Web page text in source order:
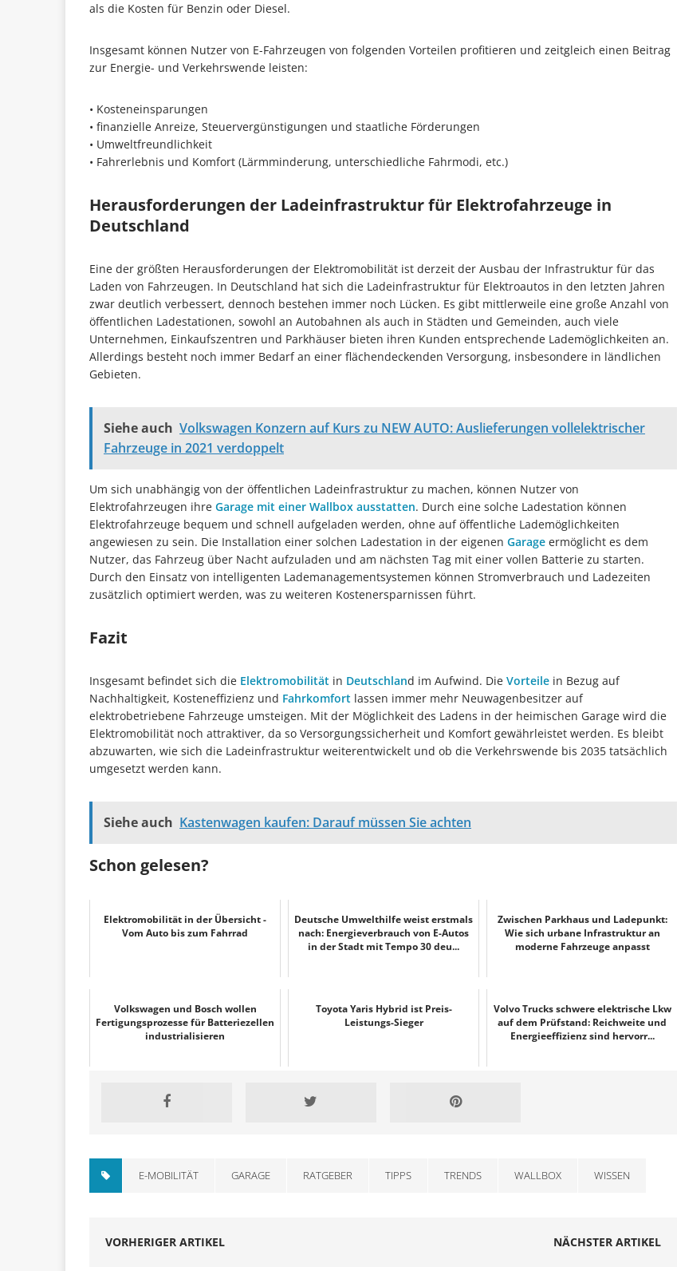
als die Kosten für Benzin oder Diesel.
Insgesamt können Nutzer von E-Fahrzeugen von folgenden Vorteilen profitieren und zeitgleich einen Beitrag
zur Energie- und Verkehrswende leisten:
• Kosteneinsparungen
• finanzielle Anreize, Steuervergünstigungen und staatliche Förderungen
• Umweltfreundlichkeit
• Fahrerlebnis und Komfort (Lärmminderung, unterschiedliche Fahrmodi, etc.)
Herausforderungen der Ladeinfrastruktur für Elektrofahrzeuge in
Deutschland
Eine der größten Herausforderungen der Elektromobilität ist derzeit der Ausbau der Infrastruktur für das
Laden von Fahrzeugen. In Deutschland hat sich die Ladeinfrastruktur für Elektroautos in den letzten Jahren
zwar deutlich verbessert, dennoch bestehen immer noch Lücken. Es gibt mittlerweile eine große Anzahl von
öffentlichen Ladestationen, sowohl an Autobahnen als auch in Städten und Gemeinden, auch viele
Unternehmen, Einkaufszentren und Parkhäuser bieten ihren Kunden entsprechende Lademöglichkeiten an.
Allerdings besteht noch immer Bedarf an einer flächendeckenden Versorgung, insbesondere in ländlichen
Gebieten.
Siehe auch Volkswagen Konzern auf Kurs zu NEW AUTO: Auslieferungen vollelektrischer
Fahrzeuge in 2021 verdoppelt
Um sich unabhängig von der öffentlichen Ladeinfrastruktur zu machen, können Nutzer von
Elektrofahrzeugen ihre Garage mit einer Wallbox ausstatten. Durch eine solche Ladestation können
Elektrofahrzeuge bequem und schnell aufgeladen werden, ohne auf öffentliche Lademöglichkeiten
angewiesen zu sein. Die Installation einer solchen Ladestation in der eigenen Garage ermöglicht es dem
Nutzer, das Fahrzeug über Nacht aufzuladen und am nächsten Tag mit einer vollen Batterie zu starten.
Durch den Einsatz von intelligenten Lademanagementsystemen können Stromverbrauch und Ladezeiten
zusätzlich optimiert werden, was zu weiteren Kostenersparnissen führt.
Fazit
Insgesamt befindet sich die Elektromobilität in Deutschland im Aufwind. Die Vorteile in Bezug auf
Nachhaltigkeit, Kosteneffizienz und Fahrkomfort lassen immer mehr Neuwagenbesitzer auf
elektrobetriebene Fahrzeuge umsteigen. Mit der Möglichkeit des Ladens in der heimischen Garage wird die
Elektromobilität noch attraktiver, da so Versorgungssicherheit und Komfort gewährleistet werden. Es bleibt
abzuwarten, wie sich die Ladeinfrastruktur weiterentwickelt und ob die Verkehrswende bis 2035 tatsächlich
umgesetzt werden kann.
Siehe auch Kastenwagen kaufen: Darauf müssen Sie achten
Schon gelesen?
Elektromobilität in der Übersicht -
Vom Auto bis zum Fahrrad
Deutsche Umwelthilfe weist erstmals
nach: Energieverbrauch von E-Autos
in der Stadt mit Tempo 30 deu...
Zwischen Parkhaus und Ladepunkt:
Wie sich urbane Infrastruktur an
moderne Fahrzeuge anpasst
Volkswagen und Bosch wollen
Fertigungsprozesse für Batteriezellen
industrialisieren
Toyota Yaris Hybrid ist Preis-
Leistungs-Sieger
Volvo Trucks schwere elektrische Lkw
auf dem Prüfstand: Reichweite und
Energieeffizienz sind hervorr...
E-MOBILITÄT GARAGE RATGEBER TIPPS TRENDS WALLBOX WISSEN
VORHERIGER ARTIKEL NÄCHSTER ARTIKEL